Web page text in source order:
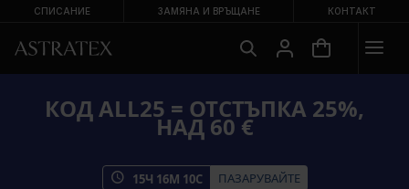
СПИСАНИЕ ЗАМЯНА И ВРЪЩАНЕ КОНТАКТ
КОД ALL25 = ОТСТЪПКА 25%,
НАД 60 €
15Ч 16М 10С ПАЗАРУВАЙТЕ